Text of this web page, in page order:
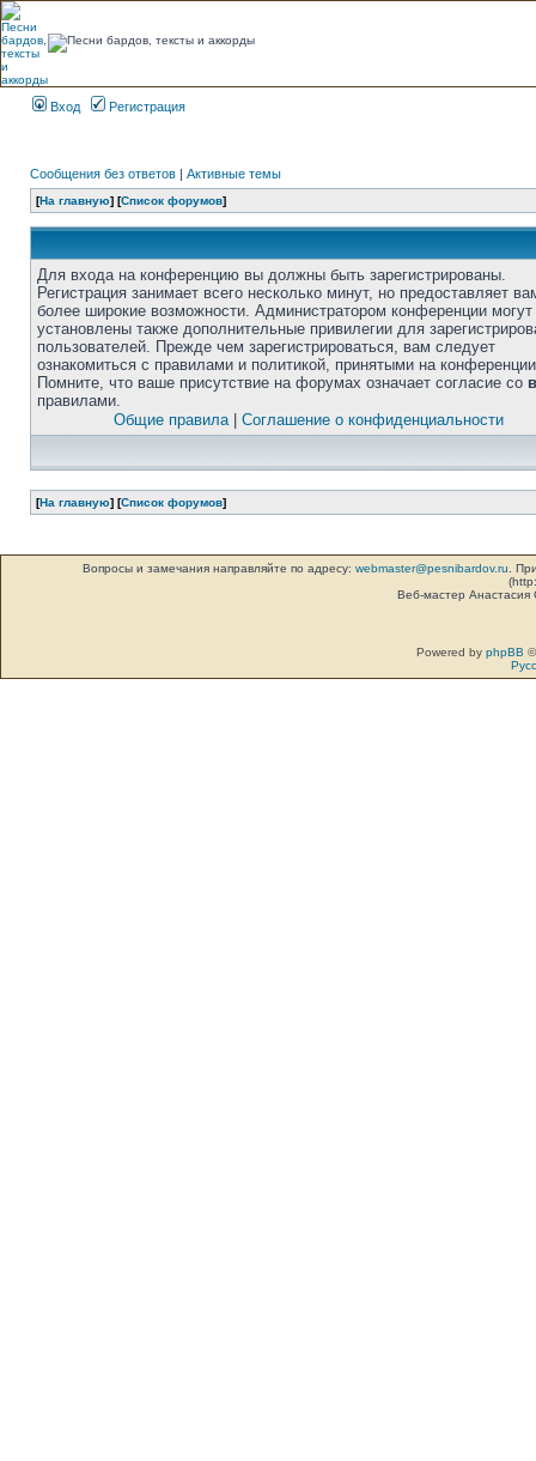
Вход Регистрация
Сообщения без ответов | Активные темы
[На главную] [Список форумов]
Для входа на конференцию вы должны быть зарегистрированы.
Регистрация занимает всего несколько минут, но предоставляет
более широкие возможности. Администратором конференции
установлены также дополнительные привилегии для
пользователей. Прежде чем зарегистрироваться, вам следует
ознакомиться с правилами и политикой, принятыми на
Помните, что ваше присутствие на форумах означает согласие со
правилами.
Общие правила| Соглашение о конфиденциальности
[На главную] [Список форумов]
Вопросы и замечания направляйте по адресу: webmaster@pesnibardov.ru .
Веб-мастер
Powered by phpBB